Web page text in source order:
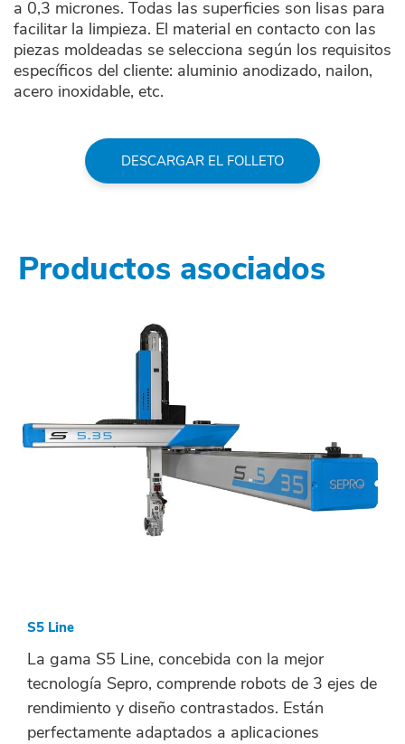
a 0,3 micrones. Todas las superficies son lisas para
facilitar la limpieza. El material en contacto con las
piezas moldeadas se selecciona según los requisitos
específicos del cliente: aluminio anodizado, nailon,
acero inoxidable, etc.
DESCARGAR EL FOLLETO
Productos asociados
S5 Line
La gama S5 Line, concebida con la mejor
tecnología Sepro, comprende robots de 3 ejes de
rendimiento y diseño contrastados. Están
perfectamente adaptados a aplicaciones